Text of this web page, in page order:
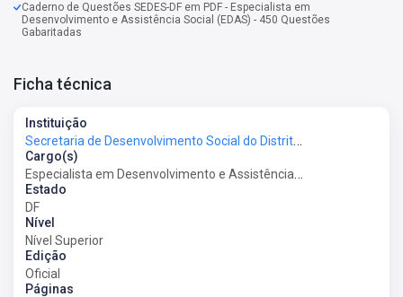
Caderno de Questões SEDES-DF em PDF - Especialista em
Desenvolvimento e Assistência Social (EDAS) - 450 Questões
Gabaritadas
Ficha técnica
Instituição
Secretaria de Desenvolvimento Social do Distrito Federal - SEDES-DF
Cargo(s)
Especialista em Desenvolvimento e Assistência Social (EDAS) - Ciências Contábeis
Estado
DF
Nível
Nível Superior
Edição
Oficial
Páginas